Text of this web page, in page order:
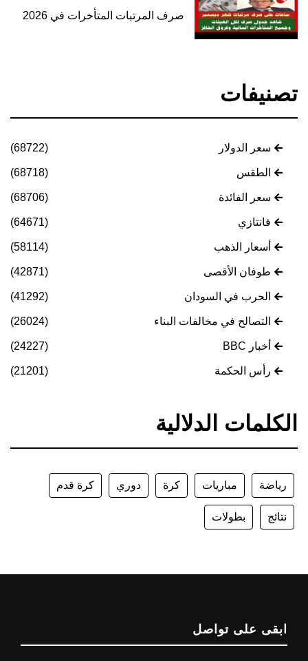
صرف المرتبات المتأخرات في 2026
تصنيفات
سعر الدولار (68722)
الطقس (68718)
سعر الفائدة (68706)
فانتازي (64671)
أسعار الذهب (58114)
طوفان الأقصى (42871)
الحرب في السودان (41292)
التصالح في مخالفات البناء (26024)
أخبار BBC (24227)
رأس الحكمة (21201)
الكلمات الدلالية
رياضة مباريات كرة دوري كرة قدم
نتائج بطولات
ابقى على تواصل